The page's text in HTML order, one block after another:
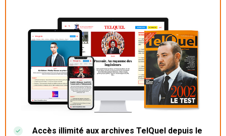
Accès illimité aux archives TelQuel depuis le